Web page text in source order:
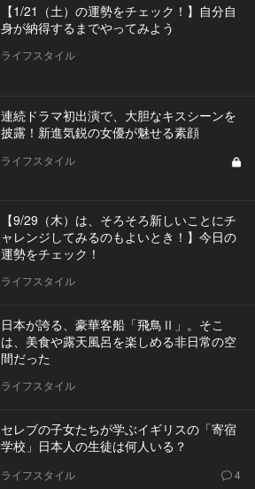
【1/21（土）の運勢をチェック！】自分自
身が納得するまでやってみよう
ライフスタイル
連続ドラマ初出演で、大胆なキスシーンを
披露！新進気鋭の女優が魅せる素顔
ライフスタイル
【9/29（木）は、そろそろ新しいことにチ
ャレンジしてみるのもよいとき！】今日の
運勢をチェック！
ライフスタイル
日本が誇る、豪華客船「飛鳥Ⅱ」。そこ
は、美食や露天風呂を楽しめる非日常の空
間だった
ライフスタイル
セレブの子女たちが学ぶイギリスの「寄宿
学校」日本人の生徒は何人いる？
ライフスタイル 4